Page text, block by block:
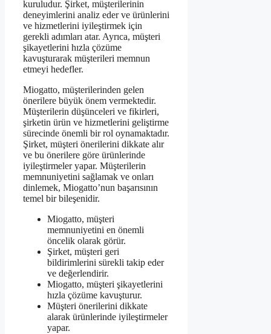
kuruludur. Şirket, müşterilerinin
deneyimlerini analiz eder ve ürünlerini
ve hizmetlerini iyileştirmek için
gerekli adımları atar. Ayrıca, müşteri
şikayetlerini hızla çözüme
kavuşturarak müşterileri memnun
etmeyi hedefler.
Miogatto, müşterilerinden gelen
önerilere büyük önem vermektedir.
Müşterilerin düşünceleri ve fikirleri,
şirketin ürün ve hizmetlerini geliştirme
sürecinde önemli bir rol oynamaktadır.
Şirket, müşteri önerilerini dikkate alır
ve bu önerilere göre ürünlerinde
iyileştirmeler yapar. Müşterilerin
memnuniyetini sağlamak ve onları
dinlemek, Miogatto’nun başarısının
temel bir bileşenidir.
Miogatto, müşteri
memnuniyetini en önemli
öncelik olarak görür.
Şirket, müşteri geri
bildirimlerini sürekli takip eder
ve değerlendirir.
Miogatto, müşteri şikayetlerini
hızla çözüme kavuşturur.
Müşteri önerilerini dikkate
alarak ürünlerinde iyileştirmeler
yapar.